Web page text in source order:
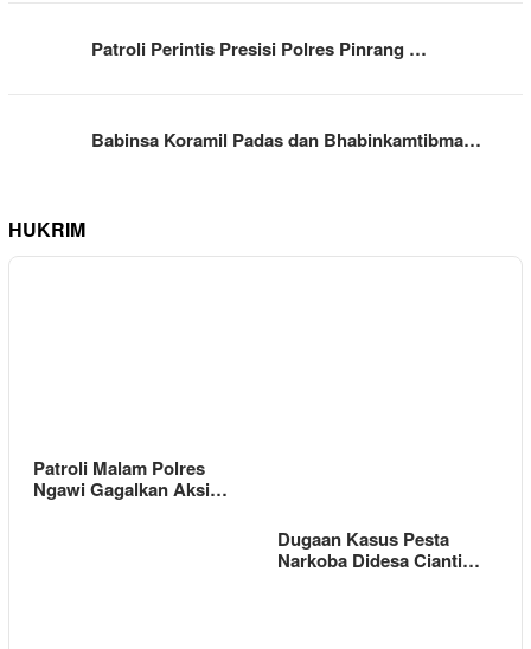
Patroli Perintis Presisi Polres Pinrang …
Babinsa Koramil Padas dan Bhabinkamtibma…
HUKRIM
Patroli Malam Polres
Ngawi Gagalkan Aksi…
Dugaan Kasus Pesta
Narkoba Didesa Cianti…